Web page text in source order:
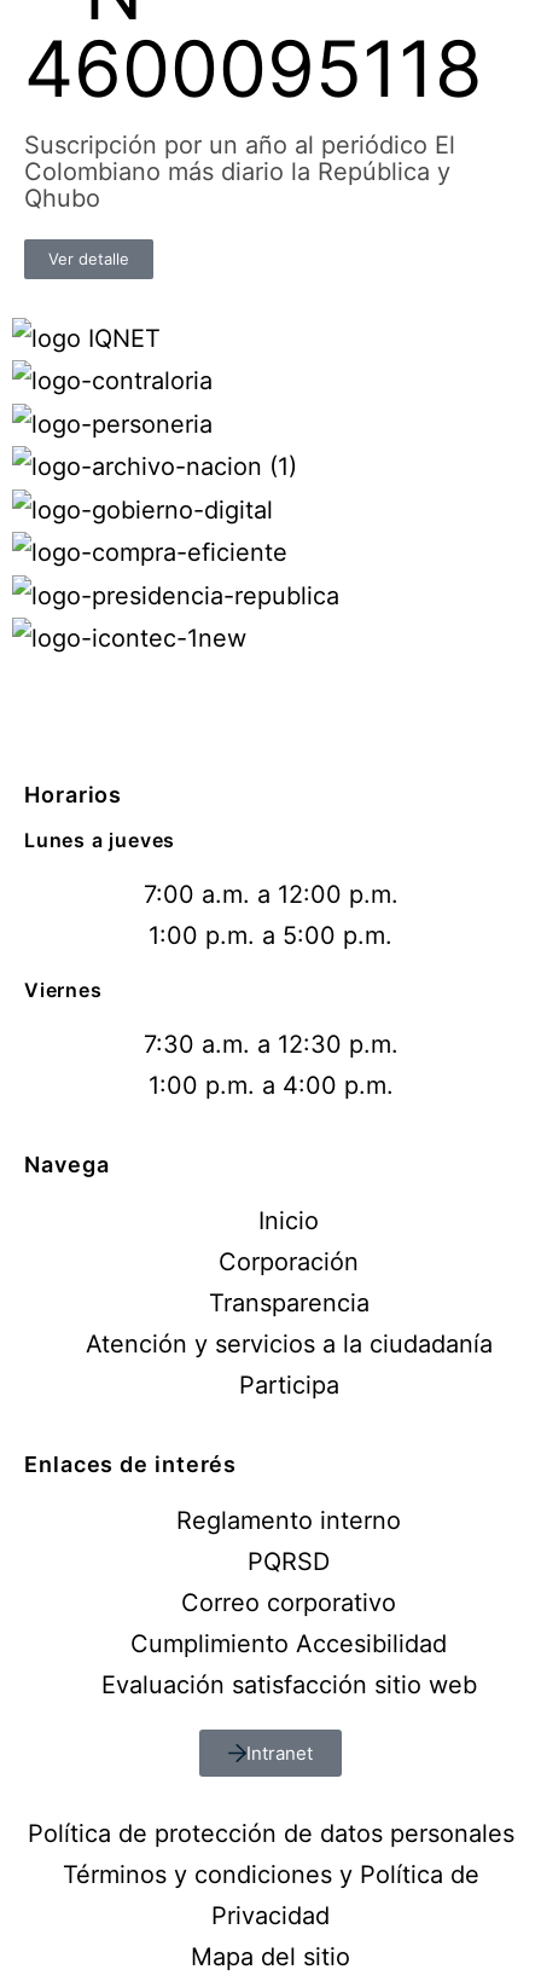
4600095118
Suscripción por un año al periódico El
Colombiano más diario la República y
Qhubo
Ver detalle
Horarios
Lunes a jueves
7:00 a.m. a 12:00 p.m.
1:00 p.m. a 5:00 p.m.
Viernes
7:30 a.m. a 12:30 p.m.
1:00 p.m. a 4:00 p.m.
Navega
Inicio
Corporación
Transparencia
Atención y servicios a la ciudadanía
Participa
Enlaces de interés
Reglamento interno
PQRSD
Correo corporativo
Cumplimiento Accesibilidad
Evaluación satisfacción sitio web
Intranet
Política de protección de datos personales
Términos y condiciones y Política de
Privacidad
Mapa del sitio